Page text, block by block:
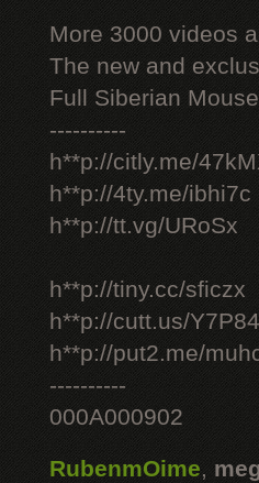
More 3000 videos
The new and
Full Siberian
----------
h**p://citly.me/
h**p://4ty.me/ibhi7c
h**p://tt.vg/URoSx
h**p://tiny.cc/sficzx
h**p://cutt.us/Y7P84
h**p://put2.me/
----------
000A000902
RubenmOime,